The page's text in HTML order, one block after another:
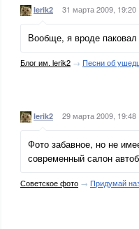
lerik2 31 марта 2009, 19:20
Вообще, я вроде
Блог им. lerik2 → Песни об
lerik2 29 марта 2009, 19:48
Фото забавное, но не
современный салон
Советское фото → Придумай